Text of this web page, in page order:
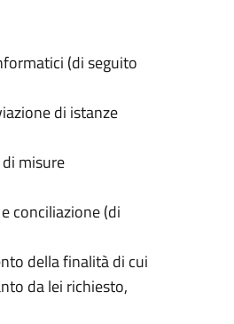
(di seguito
di istanze
misure
conciliazione (di
della finalità di cui
da lei richiesto,